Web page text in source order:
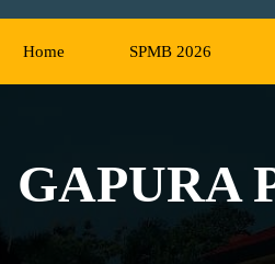
Home SPMB 2026
GAPURA